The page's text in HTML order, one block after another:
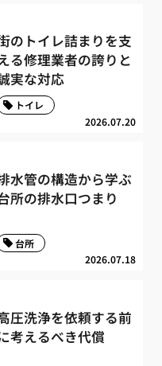
のトイレ詰まりを支
る修理業者の誇りと
実な対応
2026.07.20
トイレ
水管の構造から学ぶ
所の排水口つまり
2026.07.18
台所
圧洗浄を依頼する前
考えるべき代償